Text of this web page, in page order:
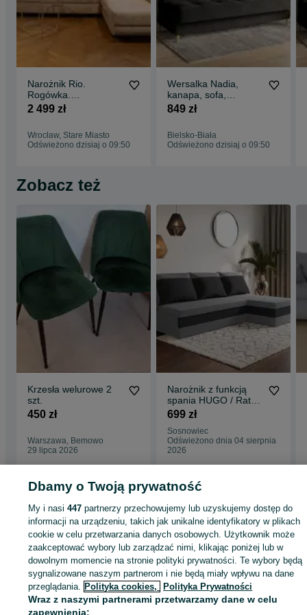
Narożnik Rio.
Rogówka.
Regulowane
zagłówki. Sztruks!
2 499 zł
Wrocław, Stare Miasto
Odświeżono dzisiaj o 09:50
Wersalka Nadia,
kanapa, sofa,
tapczan, łóżko.
Sprężyny! Szybka
849 zł
Bielsko-Biała
Odświeżono dzisiaj o 09:50
Zobacz też
Krzesła welurowe 2
szt.
450 zł
Warszawa, Bemowo
29 lipca 2026
Narożnik z funkcją
spania HUGO / Raty /
Szybka dostawa!
699 zł
Sosnowiec
Odświeżono dnia 04 sierpnia
2026
Narożniki - Sosnowiec
KATEGORIA
ID:1053635310 Wyświetlenia:
Dbamy o Twoją prywatność
My i nasi447 partnerzy przechowujemy lub uzyskujemy dostęp do
informacji na urządzeniu, takich jak unikalne identyfikatory w plikach
cookie w celu przetwarzania danych osobowych. Użytkownik może
zaakceptować wybory lub zarządzać nimi, klikając poniżej lub w
dowolnym momencie na stronie polityki prywatności. Te wybory będą
sygnalizowane naszym partnerom i nie będą miały wpływu na dane
przeglądania. Polityka cookies, Polityka Prywatności
Wraz z naszymi partnerami przetwarzamy dane w celu
zapewnienia: